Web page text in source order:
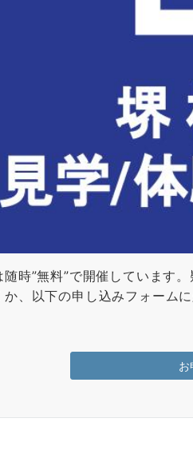
時”無料”で開催しています
、以下の申し込みフォーム